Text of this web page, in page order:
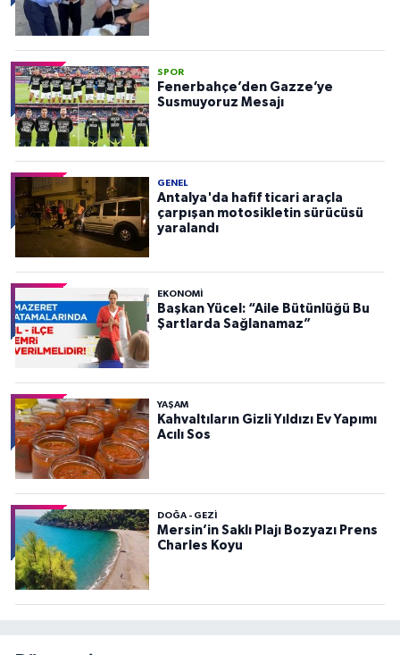
SPOR
Fenerbahçe’den Gazze’ye
Susmuyoruz Mesajı
GENEL
Antalya'da hafif ticari araçla
çarpışan motosikletin sürücüsü
yaralandı
EKONOMI
Başkan Yücel: “Aile Bütünlüğü Bu
Şartlarda Sağlanamaz”
YAŞAM
Kahvaltıların Gizli Yıldızı Ev Yapımı
Acılı Sos
DOĞA - GEZI
Mersin’in Saklı Plajı Bozyazı Prens
Charles Koyu